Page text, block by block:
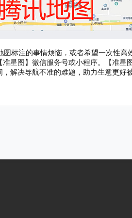
注的事情烦恼，或者希望一次性高
星图】微信服务号或小程序。【准星
解决导航不准的难题，助力生意更好